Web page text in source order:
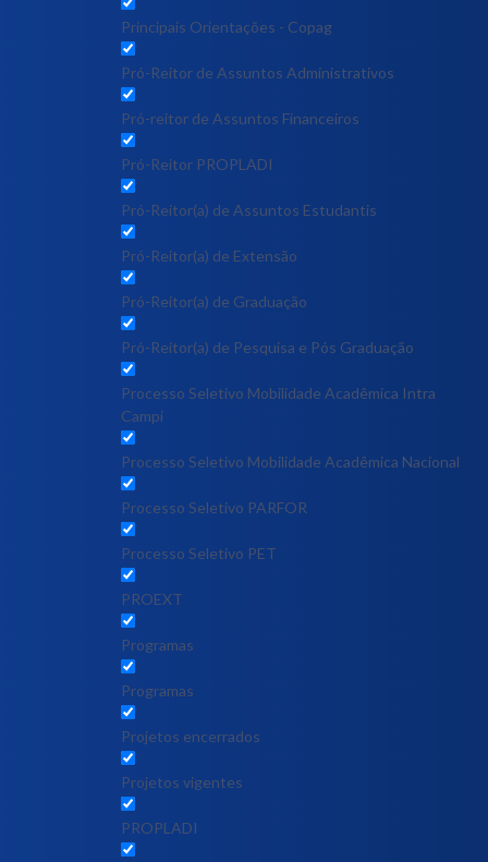
Principais Orientações - Copag
Pró-Reitor de Assuntos Administrativos
Pró-reitor de Assuntos Financeiros
Pró-Reitor PROPLADI
Pró-Reitor(a) de Assuntos Estudantis
Pró-Reitor(a) de Extensão
Pró-Reitor(a) de Graduação
Pró-Reitor(a) de Pesquisa e Pós Graduação
Processo Seletivo Mobilidade Acadêmica Intra
Campi
Processo Seletivo Mobilidade Acadêmica Nacional
Processo Seletivo PARFOR
Processo Seletivo PET
PROEXT
Programas
Programas
Projetos encerrados
Projetos vigentes
PROPLADI